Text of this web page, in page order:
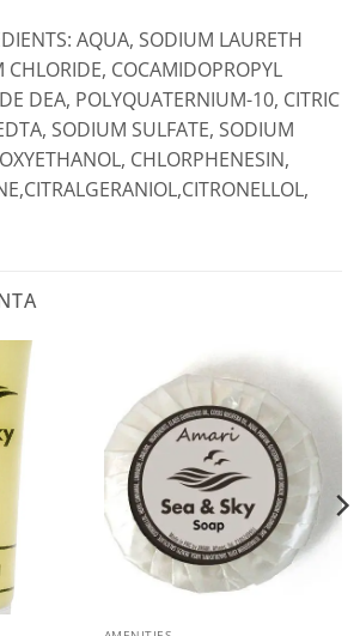
AQUA, SODIUM LAURETH
CHLORIDE, COCAMIDOPROPYL
DEA, POLYQUATERNIUM-10, CITRIC
SODIUM SULFATE, SODIUM
CHLORPHENESIN,